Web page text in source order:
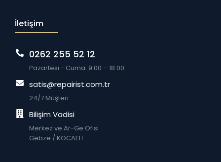
İletişim
0262 255 52 12
Pazartesi - Cuma: 9:00 – 18:00
satis@repairist.com.tr
24/7 Müşteri
Bilişim Vadisi
Merkez ve Ar-Ge Ofisi
Gebze / KOCAELİ